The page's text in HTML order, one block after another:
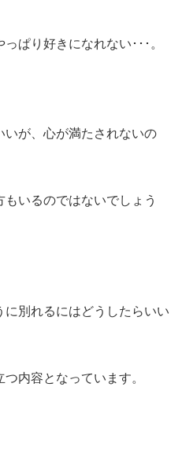
ぱり好きになれない･･･。
が、心が満たされないの
いるのではないでしょう
別れるにはどうしたらいい
内容となっています。